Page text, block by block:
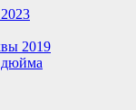
2019
дюйма